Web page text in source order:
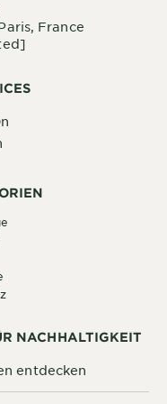
NACHHALTIGKEIT
entdecken
France